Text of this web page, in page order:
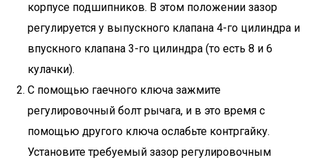
корпусе подшипников. В этом положении зазор
регулируется у выпускного клапана 4-го цилиндра и
впускного клапана 3-го цилиндра (то есть 8 и 6
кулачки).
С помощью гаечного ключа зажмите
регулировочный болт рычага, и в это время с
помощью другого ключа ослабьте контргайку.
Установите требуемый зазор регулировочным